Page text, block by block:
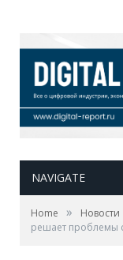
NAVIGATE
Home » Новости
решает проблемы